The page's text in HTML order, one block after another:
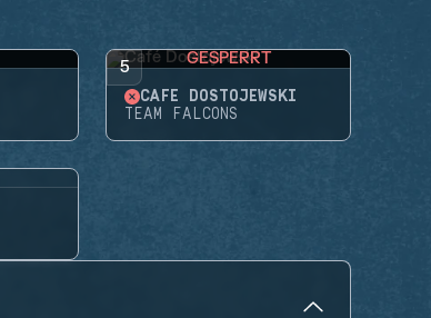
5 GESPERRT
CAFÉ DOSTOJEWSKI
TEAM FALCONS